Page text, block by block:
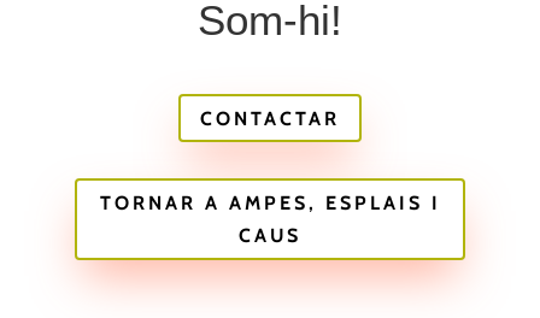
Som-hi!
CONTACTAR
TORNAR A AMPES, ESPLAIS I
CAUS